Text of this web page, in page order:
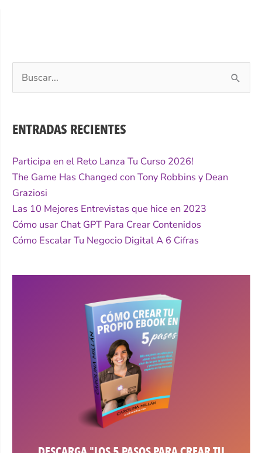
Buscar
por:
ENTRADAS RECIENTES
Participa en el Reto Lanza Tu Curso 2026!
The Game Has Changed con Tony Robbins y Dean
Graziosi
Las 10 Mejores Entrevistas que hice en 2023
Cómo usar Chat GPT Para Crear Contenidos
Cómo Escalar Tu Negocio Digital A 6 Cifras